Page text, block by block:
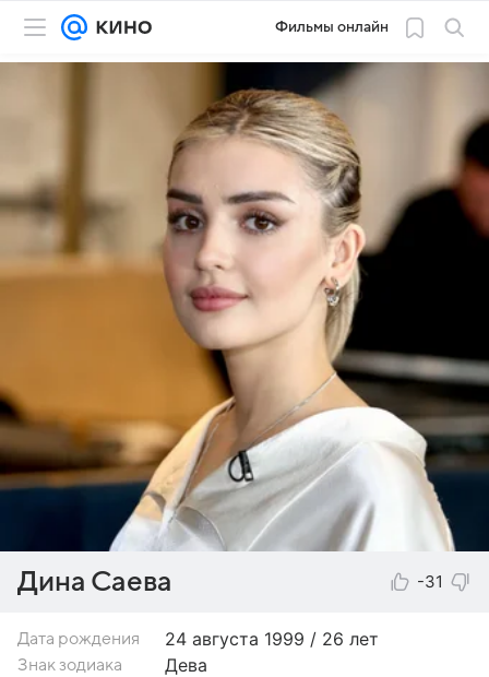
Фильмы онлайн
Дина Саева -31
Дата рождения 24 августа 1999 / 26 лет
Знак зодиака Дева